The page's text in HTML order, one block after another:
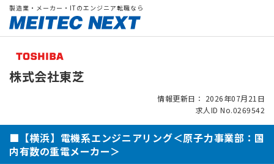
製造業・メーカー・ITのエンジニア転職なら
株式会社東芝
情報更新日： 2026年07月21日
求人ID No.0269542
■【横浜】電機系エンジニアリング＜原子力事業部：国
内有数の重電メーカー＞